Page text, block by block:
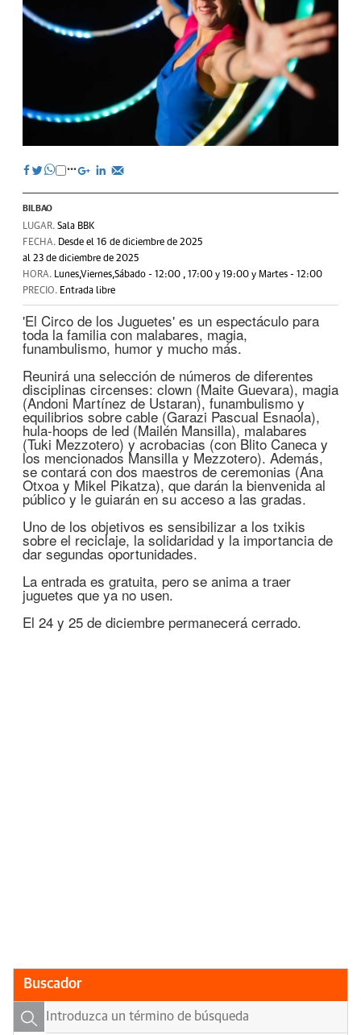
BILBAO
LUGAR. Sala BBK
FECHA. Desde el 16 de diciembre de 2025
al 23 de diciembre de 2025
HORA. Lunes,Viernes,Sábado - 12:00 , 17:00 y 19:00 y Martes - 12:00
PRECIO. Entrada libre
'El Circo de los Juguetes' es un espectáculo para
toda la familia con malabares, magia,
funambulismo, humor y mucho más.
Reunirá una selección de números de diferentes
disciplinas circenses: clown (Maite Guevara), magia
(Andoni Martínez de Ustaran), funambulismo y
equilibrios sobre cable (Garazi Pascual Esnaola),
hula-hoops de led (Mailén Mansilla), malabares
(Tuki Mezzotero) y acrobacias (con Blito Caneca y
los mencionados Mansilla y Mezzotero). Además,
se contará con dos maestros de ceremonias (Ana
Otxoa y Mikel Pikatza), que darán la bienvenida al
público y le guiarán en su acceso a las gradas.
Uno de los objetivos es sensibilizar a los txikis
sobre el reciclaje, la solidaridad y la importancia de
dar segundas oportunidades.
La entrada es gratuita, pero se anima a traer
juguetes que ya no usen.
El 24 y 25 de diciembre permanecerá cerrado.
Buscador